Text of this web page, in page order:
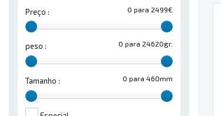
0 para 2499€
Preço :
0 para 24620gr.
peso :
0 para 460mm
Tamanho :